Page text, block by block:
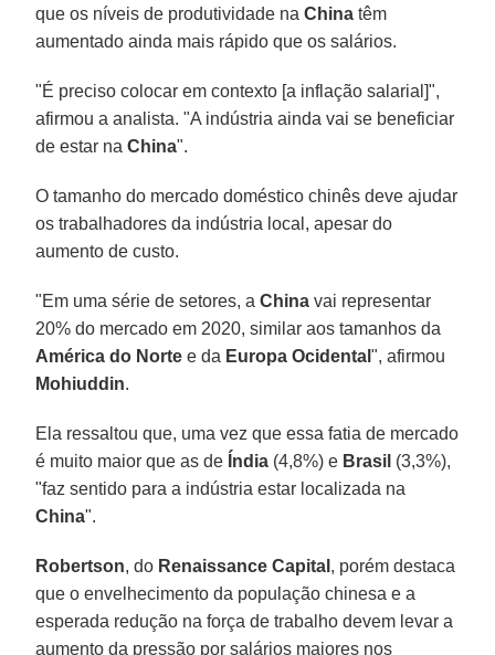
que os níveis de produtividade naChina têm
aumentado ainda mais rápido que os salários.
"É preciso colocar em contexto [a inflação salarial]",
afirmou a analista. "A indústria ainda vai se beneficiar
de estar naChina".
O tamanho do mercado doméstico chinês deve ajudar
os trabalhadores da indústria local, apesar do
aumento de custo.
"Em uma série de setores, aChina vai representar
20% do mercado em 2020, similar aos tamanhos da
América do Norte e da Europa Ocidental", afirmou
Mohiuddin.
Ela ressaltou que, uma vez que essa fatia de mercado
é muito maior que as de Índia (4,8%) e Brasil (3,3%),
"faz sentido para a indústria estar localizada na
China".
Robertson, do Renaissance Capital , porém destaca
que o envelhecimento da população chinesa e a
esperada redução na força de trabalho devem levar a
aumento da pressão por salários maiores nos